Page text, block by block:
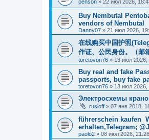
penson » 22 июл 2026,
Buy Nembutal
vendors of Nembutal
Danny07 » 21 июл 2026,
在线购买中国护照
作证、公民身份。（邮
toretovon76 » 13 июл 2026,
Buy real and fake
passports, buy fake
toretovon76 » 13 июл 2026,
Электросхемы
rusloff » 07 янв 2018,
führerschein kaufen
erhalten,Telegram;
paolo2 » 08 июл 2026, 21:26